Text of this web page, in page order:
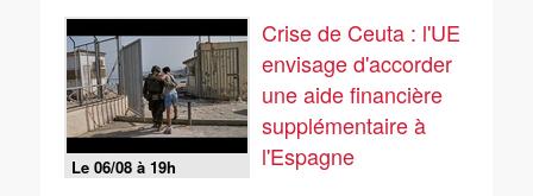
Le 06/08 à 19h
Crise de Ceuta : l'UE
envisage d'accorder
une aide financière
supplémentaire à
l'Espagne